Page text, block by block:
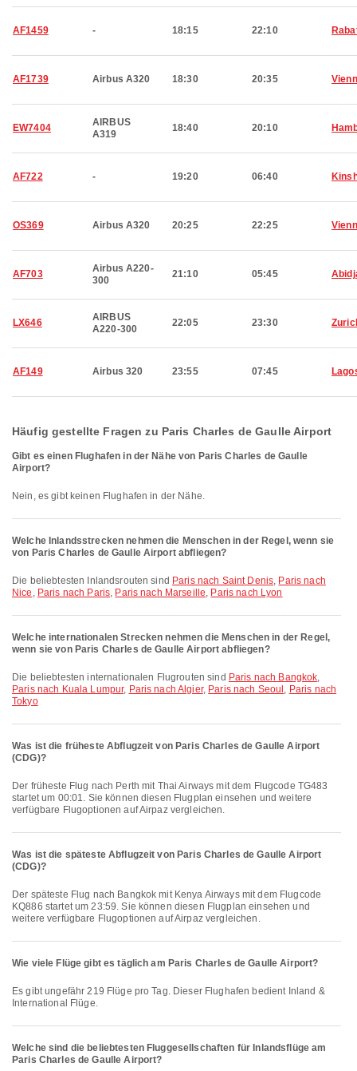
AF1459 - 18:15 22:10
AF1739 Airbus A320 18:30 20:35
EW7404
AIRBUS
A319
18:40 20:10
AF722 - 19:20 06:40
OS369 Airbus A320 20:25 22:25
AF703
Airbus A220-
300
21:10 05:45
LX646
AIRBUS
A220-300
22:05 23:30
AF149 Airbus 320 23:55 07:45
Häufig gestellte Fragen zu Paris Charles de Gaulle Airport
Gibt es einen Flughafen in der Nähe von Paris Charles de Gaulle
Airport?
Nein, es gibt keinen Flughafen in der Nähe.
Welche Inlandsstrecken nehmen die Menschen in der Regel, wenn sie
von Paris Charles de Gaulle Airport abfliegen?
Die beliebtesten Inlandsrouten sind Paris nach Saint Denis, Paris nach
Nice , Paris nach Paris, Paris nach Marseille, Paris nach Lyon
Welche internationalen Strecken nehmen die Menschen in der Regel,
wenn sie von Paris Charles de Gaulle Airport abfliegen?
Die beliebtesten internationalen Flugrouten sind Paris nach Bangkok,
Paris nach Kuala Lumpur, Paris nach Algier, Paris nach Seoul , Paris nach
Tokyo
Was ist die früheste Abflugzeit von Paris Charles de Gaulle Airport
(CDG)?
Der früheste Flug nach Perth mit Thai Airways mit dem Flugcode TG483
startet um 00:01. Sie können diesen Flugplan einsehen und weitere
verfügbare Flugoptionen auf Airpaz vergleichen.
Was ist die späteste Abflugzeit von Paris Charles de Gaulle Airport
(CDG)?
Der späteste Flug nach Bangkok mit Kenya Airways mit dem Flugcode
KQ886 startet um 23:59. Sie können diesen Flugplan einsehen und
weitere verfügbare Flugoptionen auf Airpaz vergleichen.
Wie viele Flüge gibt es täglich am Paris Charles de Gaulle Airport?
Es gibt ungefähr 219 Flüge pro Tag. Dieser Flughafen bedient Inland &
International Flüge.
Welche sind die beliebtesten Fluggesellschaften für Inlandsflüge am
Paris Charles de Gaulle Airport?